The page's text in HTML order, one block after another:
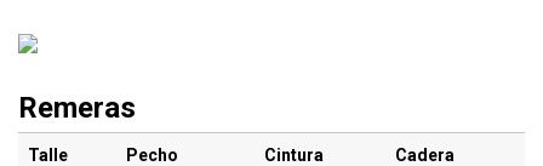
Remeras
Talle Pecho Cintura Cadera